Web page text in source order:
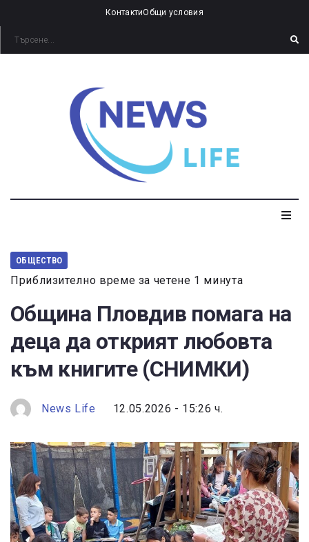
КонтактиОбщи условия
ОБЩЕСТВО
Приблизително време за четене 1 минута
Община Пловдив помага на
деца да открият любовта
към книгите (СНИМКИ)
News Life 12.05.2026 - 15:26 ч.